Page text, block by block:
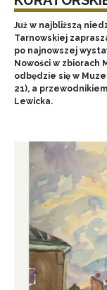
Już w najbliższą
Tarnowskiej
po najnowszej
Nowości w zbiorach
odbędzie się w
21), a
Lewicka.